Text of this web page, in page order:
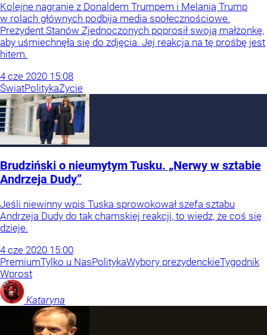
Kolejne nagranie z Donaldem Trumpem i Melanią Trump
w rolach głównych podbija media społecznościowe.
Prezydent Stanów Zjednoczonych poprosił swoją małżonkę,
aby uśmiechnęła się do zdjęcia. Jej reakcja na tę prośbę jest
hitem.
4 cze 2020 15:08
ŚwiatPolitykaŻycie
Brudziński o nieumytym Tusku. „Nerwy w sztabie
Andrzeja Dudy”
Jeśli niewinny wpis Tuska sprowokował szefa sztabu
Andrzeja Dudy do tak chamskiej reakcji, to wiedz, że coś się
dzieje.
4 cze 2020 15:00
PremiumTylko u NasPolitykaWybory prezydenckieTygodnik
Wprost
Kataryna